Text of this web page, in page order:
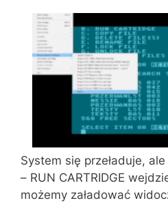
System się przeładuje,
– RUN CARTRIDGE
możemy załadować